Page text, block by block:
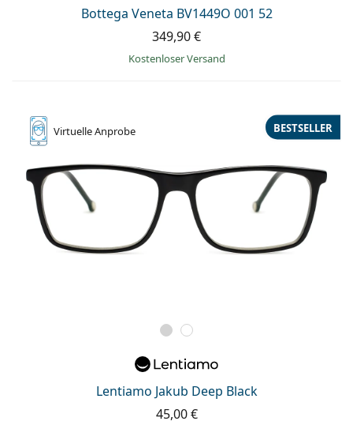
Bottega Veneta BV1449O 001 52
349,90 €
Kostenloser Versand
VirtuelleAnprobe
Lentiamo Jakub Deep Black
BESTSELLER
45,00 €